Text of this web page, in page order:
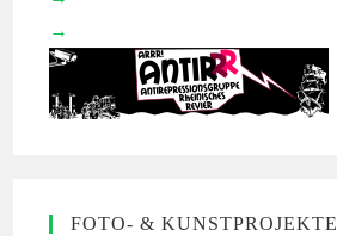
FOTO- & KUNSTPROJEKTE